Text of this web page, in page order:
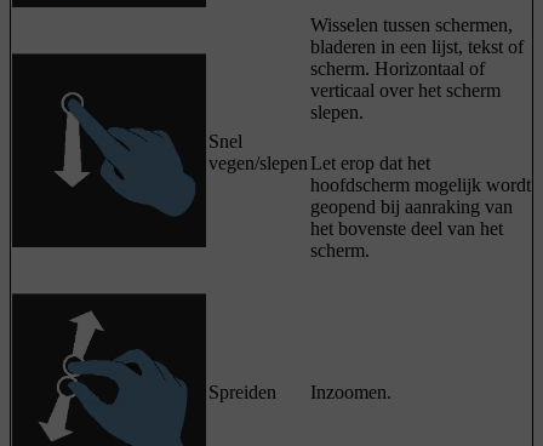
Snel
vegen/slepen
Wisselen tussen schermen,
bladeren in een lijst, tekst of
scherm. Horizontaal of
verticaal over het scherm
slepen.
Let erop dat het
hoofdscherm mogelijk wordt
geopend bij aanraking van
het bovenste deel van het
scherm.
Spreiden Inzoomen.